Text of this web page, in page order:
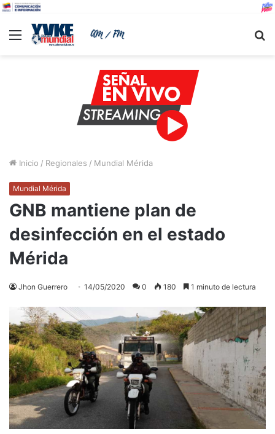
Menu
Inicio / Regionales / Mundial Mérida
Mundial Mérida
GNB mantiene plan de
desinfección en el estado
Mérida
Jhon Guerrero 14/05/2020 0 180 1 minuto de lectura